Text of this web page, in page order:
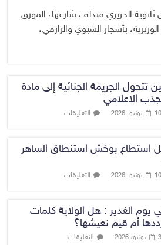
الحريري فتدلف شارعها، المورق
بأشجار الشبوي والرازقي،
تتحول الجريمة الجنائية إلى مادة
الاعلامي
10 يونيو، 2026 التعليقات
استطاع بوخش استنطاق الساهر
10 يونيو، 2026 التعليقات
يوم الغدير : هل الولاية كلمات
أم قيم نعيشها؟
3 يونيو، 2026 التعليقات